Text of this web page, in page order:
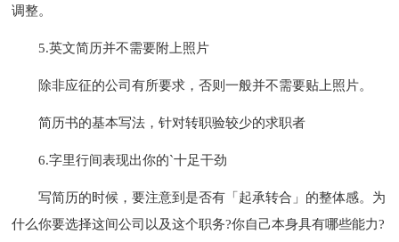
调整。
5.英文简历并不需要附上照片
除非应征的公司有所要求，否则一般并不需要贴上照片。
简历书的基本写法，针对转职验较少的求职者
6.字里行间表现出你的`十足干劲
写简历的时候，要注意到是否有「起承转合」的整体感。为
什么你要选择这间公司以及这个职务?你自己本身具有哪些能力?